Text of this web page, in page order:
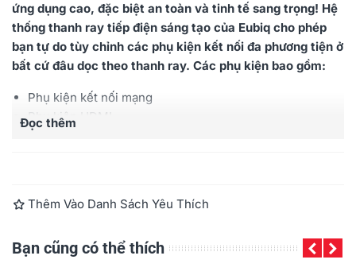
ứng dụng cao, đặc biệt an toàn và tinh tế sang trọng! Hệ
thống thanh ray tiếp điện sáng tạo của Eubiq cho phép
bạn tự do tùy chỉnh các phụ kiện kết nối đa phương tiện ở
bất cứ đâu dọc theo thanh ray. Các phụ kiện bao gồm:
Phụ kiện kết nối mạng
Phụ kiện HDMI
Đọc thêm
Thêm Vào Danh Sách Yêu Thích
Bạn cũng có thể thích